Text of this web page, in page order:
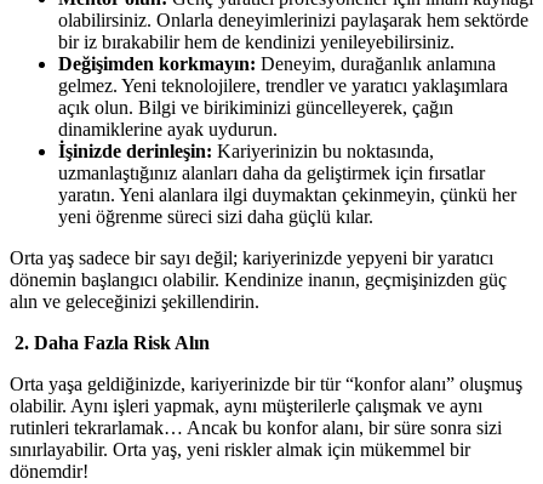
olabilirsiniz. Onlarla deneyimlerinizi paylaşarak hem sektörde
bir iz bırakabilir hem de kendinizi yenileyebilirsiniz.
Değişimden korkmayın: Deneyim, durağanlık anlamına
gelmez. Yeni teknolojilere, trendler ve yaratıcı yaklaşımlara
açık olun. Bilgi ve birikiminizi güncelleyerek, çağın
dinamiklerine ayak uydurun.
İşinizde derinleşin: Kariyerinizin bu noktasında,
uzmanlaştığınız alanları daha da geliştirmek için fırsatlar
yaratın. Yeni alanlara ilgi duymaktan çekinmeyin, çünkü her
yeni öğrenme süreci sizi daha güçlü kılar.
Orta yaş sadece bir sayı değil; kariyerinizde yepyeni bir yaratıcı
dönemin başlangıcı olabilir. Kendinize inanın, geçmişinizden güç
alın ve geleceğinizi şekillendirin.
2. Daha Fazla Risk Alın
Orta yaşa geldiğinizde, kariyerinizde bir tür “konfor alanı” oluşmuş
olabilir. Aynı işleri yapmak, aynı müşterilerle çalışmak ve aynı
rutinleri tekrarlamak… Ancak bu konfor alanı, bir süre sonra sizi
sınırlayabilir. Orta yaş, yeni riskler almak için mükemmel bir
dönemdir!